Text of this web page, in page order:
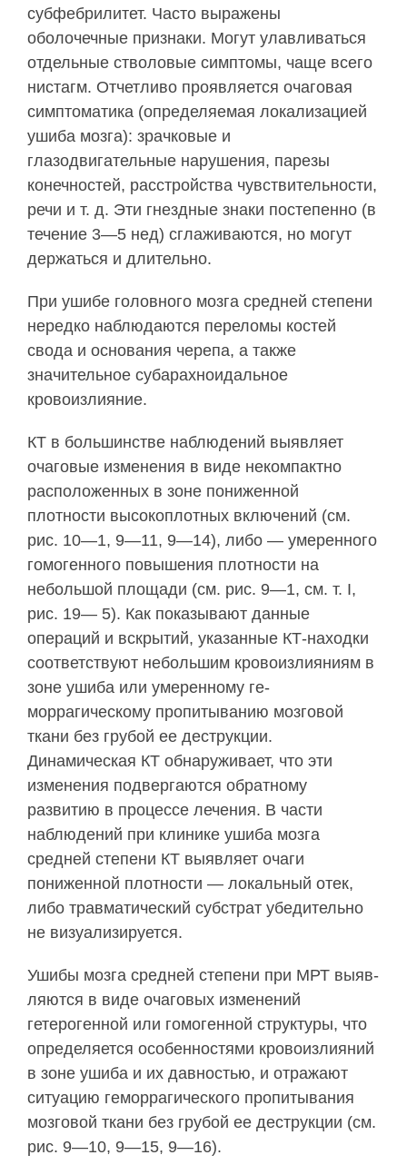
субфебрилитет. Часто выражены
оболочечные признаки. Могут улавливаться
отдель­ные стволовые симптомы, чаще всего
нистагм. От­четливо проявляется очаговая
симптоматика (оп­ределяемая локализацией
ушиба мозга): зрачковые и
глазодвигательные нарушения, парезы
конечно­стей, расстройства чувствительности,
речи и т. д. Эти гнездные знаки постепенно (в
течение 3—5 нед) сглаживаются, но могут
держаться и длитель­но.
При ушибе головного мозга средней степени
нередко наблюдаются переломы костей
свода и основания черепа, а также
значительное субарахноидальное
кровоизлияние.
КТ в большинстве наблюдений выявляет
очаго­вые изменения в виде некомпактно
расположен­ных в зоне пониженной
плотности высокоплотных включений (см.
рис. 10—1, 9—11, 9—14), либо — умеренного
гомогенного повышения плотности на
небольшой площади (см. рис. 9—1, см. т. I,
рис. 19— 5). Как показывают данные
операций и вскрытий, указанные КТ-находки
соответствуют небольшим кровоизлияниям в
зоне ушиба или умеренному ге­
моррагическому пропитыванию мозговой
ткани без грубой ее деструкции.
Динамическая КТ обнару­живает, что эти
изменения подвергаются обратно­му
развитию в процессе лечения. В части
наблюде­ний при клинике ушиба мозга
средней степени КТ выявляет очаги
пониженной плотности — локаль­ный отек,
либо травматический субстрат убедитель­но
не визуализируется.
Ушибы мозга средней степени при МРТ выяв­
ляются в виде очаговых изменений
гетерогенной или гомогенной структуры, что
определяется осо­бенностями кровоизлияний
в зоне ушиба и их дав­ностью, и отражают
ситуацию геморрагического пропитывания
мозговой ткани без грубой ее дест­рукции (см.
рис. 9—10, 9—15, 9—16).